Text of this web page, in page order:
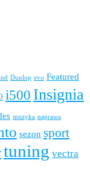
Dunlop evo Featured
i500 Insignia
muzyka naprawa
sezon sport
tuning vectra